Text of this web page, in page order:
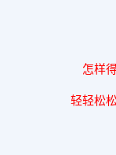
怎样
轻轻松